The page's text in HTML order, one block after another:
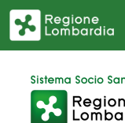
Salta al contenuto